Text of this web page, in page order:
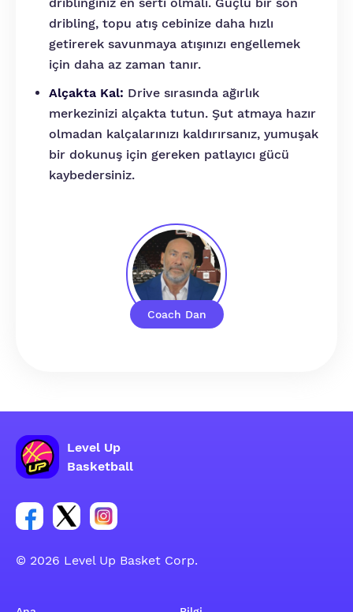
Coach Dan
dribling, topu atış cebinize daha hızlı
getirerek savunmaya atışınızı engellemek
için daha az zaman tanır.
Alçakta Kal: Drive sırasında ağırlık
merkezinizi alçakta tutun. Şut atmaya hazır
olmadan kalçalarınızı kaldırırsanız, yumuşak
bir dokunuş için gereken patlayıcı gücü
kaybedersiniz.
Level Up
Basketball
Facebook hesabı sosyal grubu linki
Twitter hesabı sosyal grubu linki
Instagram hesabı sosyal grubu linki
© 2026 Level Up Basket Corp.